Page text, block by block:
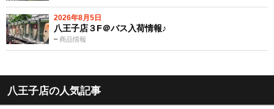
2026年8月5日
商品情報
八王子店３F＠バス入荷情報♪
八王子店の人気記事